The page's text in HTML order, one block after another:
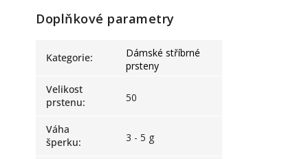
Doplňkové parametry
Kategorie:
Dámské stříbrné
prsteny
Velikost
prstenu: 50
Váha
šperku: 3 - 5 g